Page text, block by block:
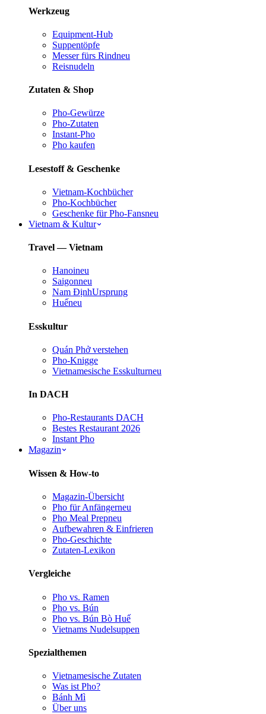
Werkzeug
Equipment-Hub
Suppentöpfe
Messer fürs Rindneu
Reisnudeln
Zutaten & Shop
Pho-Gewürze
Pho-Zutaten
Instant-Pho
Pho kaufen
Lesestoff & Geschenke
Vietnam-Kochbücher
Pho-Kochbücher
Geschenke für Pho-Fansneu
Vietnam & Kultur
Travel — Vietnam
Hanoineu
Saigonneu
Nam ĐịnhUrsprung
Huếneu
Esskultur
Quán Phở verstehen
Pho-Knigge
Vietnamesische Esskulturneu
In DACH
Pho-Restaurants DACH
Bestes Restaurant 2026
Instant Pho
Magazin
Wissen & How-to
Magazin-Übersicht
Pho für Anfängerneu
Pho Meal Prepneu
Aufbewahren & Einfrieren
Pho-Geschichte
Zutaten-Lexikon
Vergleiche
Pho vs. Ramen
Pho vs. Bún
Pho vs. Bún Bò Huế
Vietnams Nudelsuppen
Spezialthemen
Vietnamesische Zutaten
Was ist Pho?
Bánh Mì
Über uns